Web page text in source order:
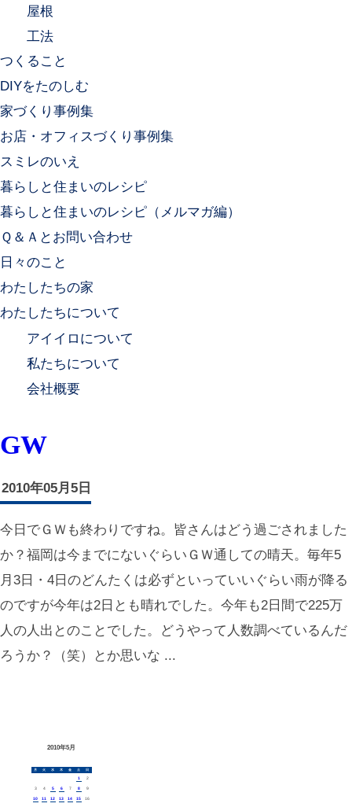
屋根
工法
つくること
DIYをたのしむ
家づくり事例集
お店・オフィスづくり事例集
スミレのいえ
暮らしと住まいのレシピ
暮らしと住まいのレシピ（メルマガ編）
Ｑ＆Ａとお問い合わせ
日々のこと
わたしたちの家
わたしたちについて
アイイロについて
私たちについて
会社概要
GW
2010年05月5日
今日でＧＷも終わりですね。皆さんはどう過ごされました
か？福岡は今までにないぐらいＧＷ通しての晴天。毎年5
月3日・4日のどんたくは必ずといっていいぐらい雨が降る
のですが今年は2日とも晴れでした。今年も2日間で225万
人の人出とのことでした。どうやって人数調べているんだ
ろうか？（笑）とか思いな ...
2010年5月
月 火 水 木 金 土 日
1 2
3 4 5 6 7 8 9
10 11 12 13 14 15 16